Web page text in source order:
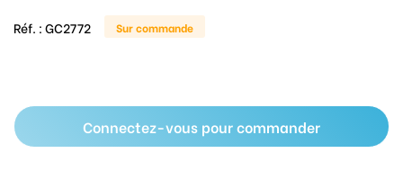
Réf. :GC2772 Sur commande
Connectez-vous pour commander